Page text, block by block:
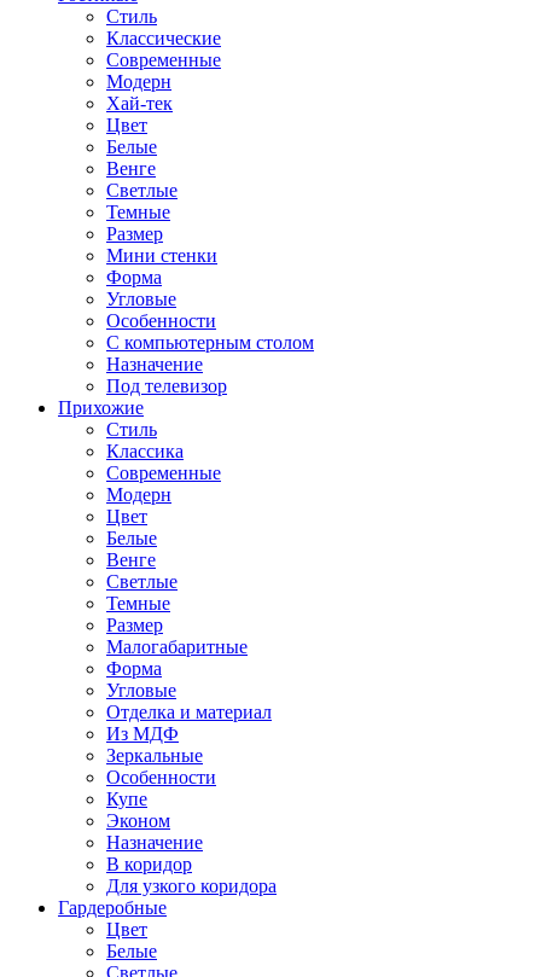
Стиль
Классические
Современные
Модерн
Хай-тек
Цвет
Белые
Венге
Светлые
Темные
Размер
Мини стенки
Форма
Угловые
Особенности
С компьютерным столом
Назначение
Под телевизор
Прихожие
Стиль
Классика
Современные
Модерн
Цвет
Белые
Венге
Светлые
Темные
Размер
Малогабаритные
Форма
Угловые
Отделка и материал
Из МДФ
Зеркальные
Особенности
Купе
Эконом
Назначение
В коридор
Для узкого коридора
Гардеробные
Цвет
Белые
Светлые